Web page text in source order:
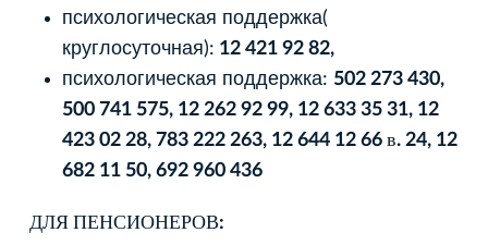
психологическая поддержка(
круглосуточная): 12 421 92 82,
психологическая поддержка: 502 273 430,
500 741 575, 12 262 92 99, 12 633 35 31, 12
423 02 28, 783 222 263, 12 644 12 66 в. 24, 12
682 11 50, 692 960 436
ДЛЯ ПЕНСИОНЕРОВ: